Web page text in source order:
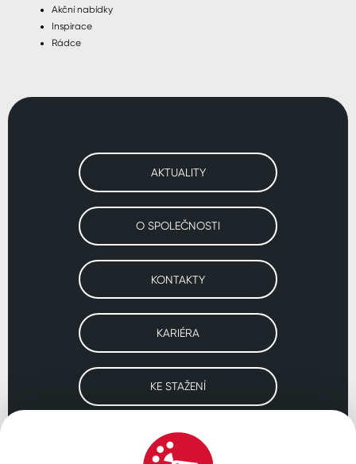
Akční nabídky
Inspirace
Rádce
AKTUALITY
O SPOLEČNOSTI
KONTAKTY
KARIÉRA
KE STAŽENÍ
Navštivte naše pobočky